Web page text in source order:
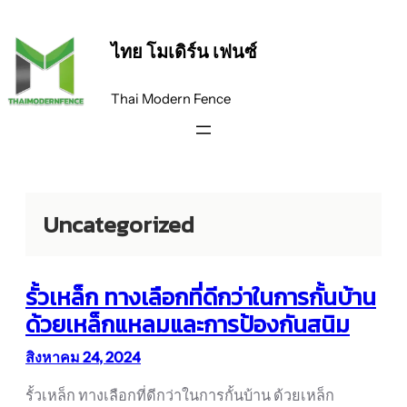
ไป
ยัง
เนื้อหา
ไทย โมเดิร์น เฟนซ์
Thai Modern Fence
Uncategorized
รั้วเหล็ก ทางเลือกที่ดีกว่าในการกั้นบ้าน
ด้วยเหล็กแหลมและการป้องกันสนิม
สิงหาคม 24, 2024
รั้วเหล็ก ทางเลือกที่ดีกว่าในการกั้นบ้าน ด้วยเหล็ก